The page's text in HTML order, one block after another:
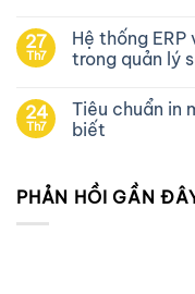
27
Th7
Hệ thống
trong quản lý
24
Th7
Tiêu chuẩn in
biết
PHẢN HỒI GẦN